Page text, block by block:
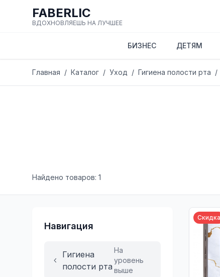
FABERLIC
ВДОХНОВЛЯЕШЬ НА ЛУЧШЕЕ
БИЗНЕС ДЕТЯМ
Главная / Каталог / Уход / Гигиена полости рта /
Найдено товаров: 1
Навигация
Гигиена
полости рта
На
уровень
выше
Скидка